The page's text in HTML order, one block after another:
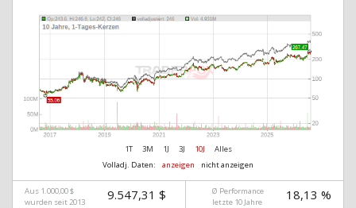
1T 3M 1J 3J 10J
Alles
Volladj. Daten:
anzeigen nicht anzeigen
Aus 1.000,00 $
wurden seit 2013
9.547,31 $
Ø Performance
letzte 10 Jahre
18,13 %